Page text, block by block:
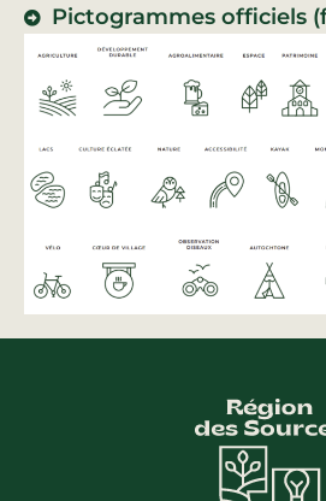
Pictogrammes officiels